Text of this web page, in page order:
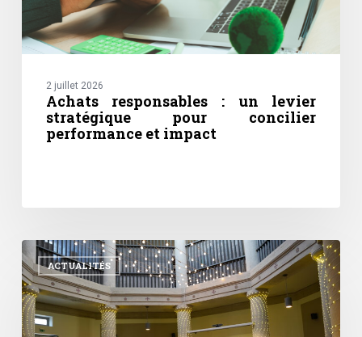
2 juillet 2026
Achats responsables : un levier
stratégique pour concilier
performance et impact
ACTUALITÉS
Des
territoires
au
cœur
des
Rencontres
APOGÉES